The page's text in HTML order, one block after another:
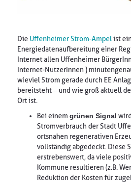
Die Uffenheimer Strom-Ampelist
Energiedatenaufbereitung einer
Internet allen Uffenheimer
Internet-NutzerInnen )
wieviel Strom gerade durch EE
bereitsteht – und wie groß aktuell
Ort ist.
Bei einem grünen Signal
Stromverbrauch der Stadt
ortsnahen regenerativen
vollständig abgedeckt. Diese
erstrebenswert, da viele
Kommune resultieren (z.B.
Reduktion der Kosten für